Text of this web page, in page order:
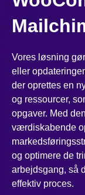
Vores løsning
eller
der oprettes en
og ressourcer,
opgaver. Med
værdiskabende
og optimere de
arbejdsgang, så
effektiv proces.